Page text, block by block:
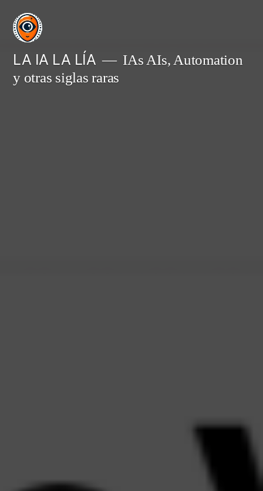
Saltar
contenido
LA IA LA LÍA
IAs AIs, Automation
y otras siglas raras